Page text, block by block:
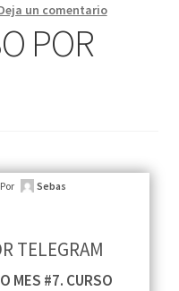
un comentario
POR
Por Sebas
TELEGRAM
MES #7. CURSO